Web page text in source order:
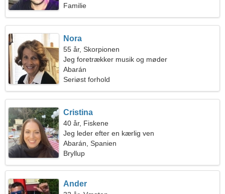
Familie
Nora
55 år, Skorpionen
Jeg foretrækker musik og møder
Abarán
Seriøst forhold
Cristina
40 år, Fiskene
Jeg leder efter en kærlig ven
Abarán, Spanien
Bryllup
Ander